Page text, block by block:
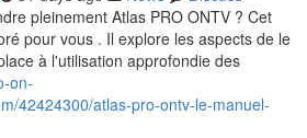
pleinement Atlas PRO ONTV ? Cet
pour vous . Il explore les aspects de le
à l'utilisation approfondie des
on-
42424300/atlas-pro-ontv-le-manuel-